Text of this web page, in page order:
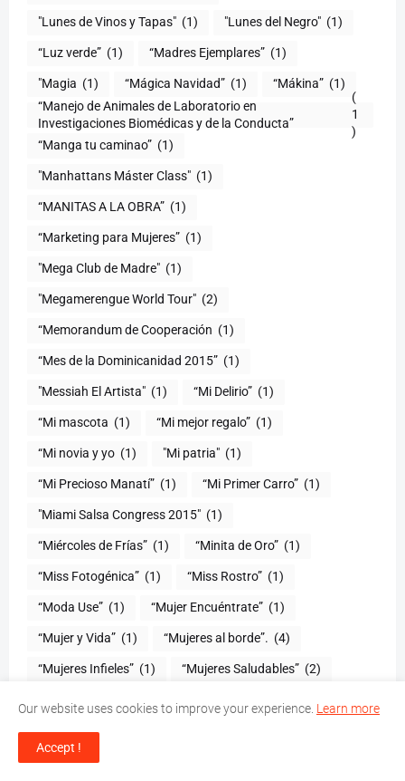
"Lunes de Vinos y Tapas" (1) "Lunes del Negro" (1)
“Luz verde” (1) “Madres Ejemplares” (1)
"Magia (1) “Mágica Navidad” (1) “Mákina” (1)
“Manejo de Animales de Laboratorio en
(
1
)
“Manga tu caminao” (1)
"Manhattans Máster Class" (1)
“MANITAS A LA OBRA” (1)
“Marketing para Mujeres” (1)
"Mega Club de Madre" (1)
"Megamerengue World Tour" (2)
“Memorandum de Cooperación (1)
“Mes de la Dominicanidad 2015” (1)
"Messiah El Artista" (1) “Mi Delirio” (1)
“Mi mascota (1) “Mi mejor regalo” (1)
“Mi novia y yo (1) "Mi patria" (1)
“Mi Precioso Manatí” (1) “Mi Primer Carro” (1)
"Miami Salsa Congress 2015" (1)
“Miércoles de Frías” (1) “Minita de Oro” (1)
“Miss Fotogénica” (1) “Miss Rostro” (1)
“Moda Use” (1) “Mujer Encuéntrate” (1)
(1) “Mujeres al borde”. (4)
“Mujeres Infieles” (1) “Mujeres Saludables” (2)
"Murphy`s Romance"
“Nada de Nada”
Our website uses cookies to improve your experience. Learn more
Accept !